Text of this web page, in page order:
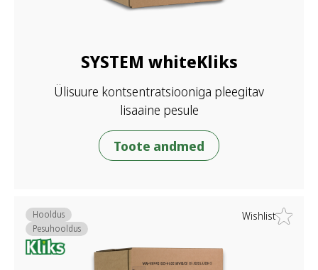
SYSTEM whiteKliks
Ülisuure kontsentratsiooniga pleegitav
lisaaine pesule
Toote andmed
Wishlist
Hooldus
Pesuhooldus